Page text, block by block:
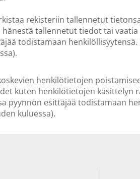
rekisteriin tallennetut
tallennetut tiedot tai
todistamaan
henkilötietojen
kuten henkilötietojen
pyynnön esittäjää todistamaan
kuluessa).